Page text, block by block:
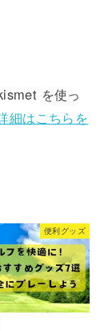
を使っ
細はこちらを
便利グッズ